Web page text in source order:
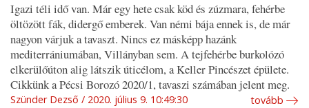
Igazi téli idő van. Már egy hete csak köd és zúzmara, fehérbe
öltözött fák, didergő emberek. Van némi bája ennek is, de már
nagyon várjuk a tavaszt. Nincs ez másképp hazánk
mediterrániumában, Villányban sem. A tejfehérbe burkolózó
elkerülőúton alig látszik úticélom, a Keller Pincészet épülete.
Cikkünk a Pécsi Borozó 2020/1, tavaszi számában jelent meg.
Szünder Dezső 2020. július 9. 10:49:30 tovább